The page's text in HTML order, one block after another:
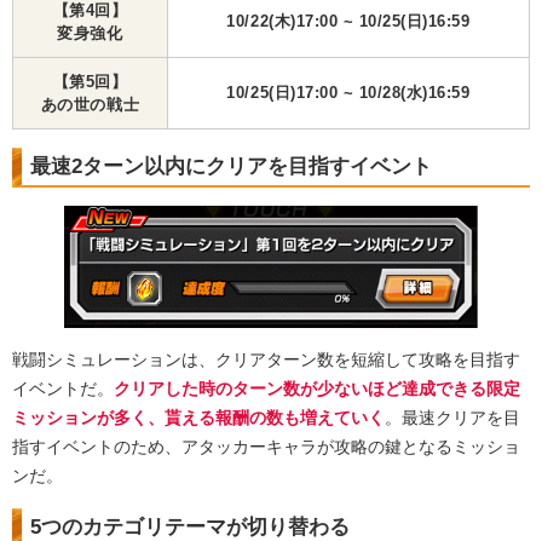
【第4回】
変身強化
10/22(木)17:00 ~ 10/25(日)16:59
【第5回】
あの世の戦士
10/25(日)17:00 ~ 10/28(水)16:59
最速2ターン以内にクリアを目指すイベント
戦闘シミュレーションは、クリアターン数を短縮して攻略を目指す
イベントだ。 クリアした時のターン数が少ないほど達成できる限定
ミッションが多く、貰える報酬の数も増えていく 。最速クリアを目
指すイベントのため、アタッカーキャラが攻略の鍵となるミッショ
ンだ。
5つのカテゴリテーマが切り替わる